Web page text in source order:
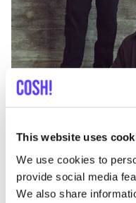
This website uses
We use cookies to
provide social media
We also share